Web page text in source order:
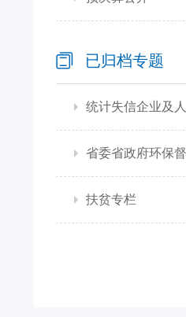
已归档专题
统计失信企业及
省委省政府环保
扶贫专栏